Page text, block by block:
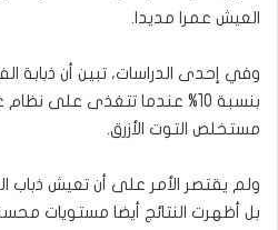
العيش عمرا مديدا.
وفي إحدى الدراسات، تبين أن ذبابة
بنسبة 10% عندما تتغذى
مستخلص التوت الأزرق.
ولم يقتصر الأمر على أن تعيش
بل أظهرت النتائج أيضا مستويات